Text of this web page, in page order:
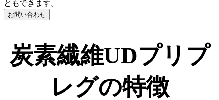
ともできます。
お問い合わせ
炭素繊維UDプリプ
レグの特徴